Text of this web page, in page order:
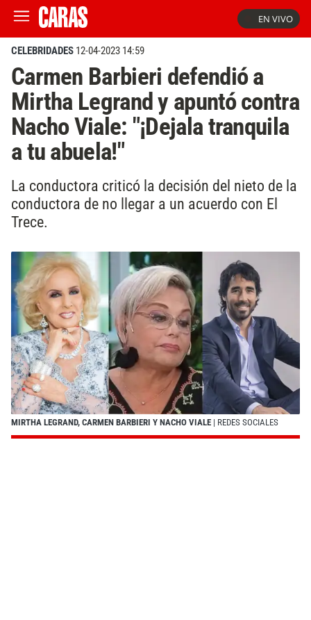
EN VIVO
CELEBRIDADES 12-04-2023 14:59
Carmen Barbieri defendió a
Mirtha Legrand y apuntó contra
Nacho Viale: "¡Dejala tranquila
a tu abuela!"
La conductora criticó la decisión del nieto de la
conductora de no llegar a un acuerdo con El
Trece.
MIRTHA LEGRAND, CARMEN BARBIERI Y NACHO VIALE | REDES SOCIALES